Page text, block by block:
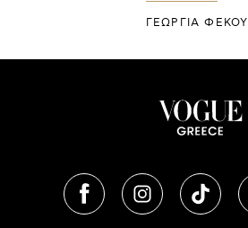
ΓΕΩΡΓΙΑ ΦΕΚΟΥ